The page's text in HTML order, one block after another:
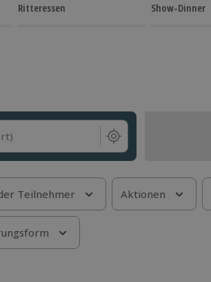
Ritteressen Show-Dinner
Teilnehmer Aktionen